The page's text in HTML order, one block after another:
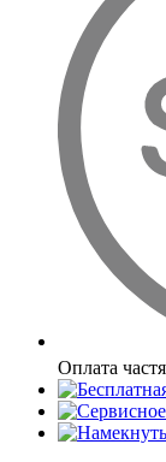
Оплата